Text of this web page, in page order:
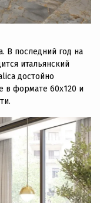
В последний год на
итальянский
достойно
в формате 60х120 и